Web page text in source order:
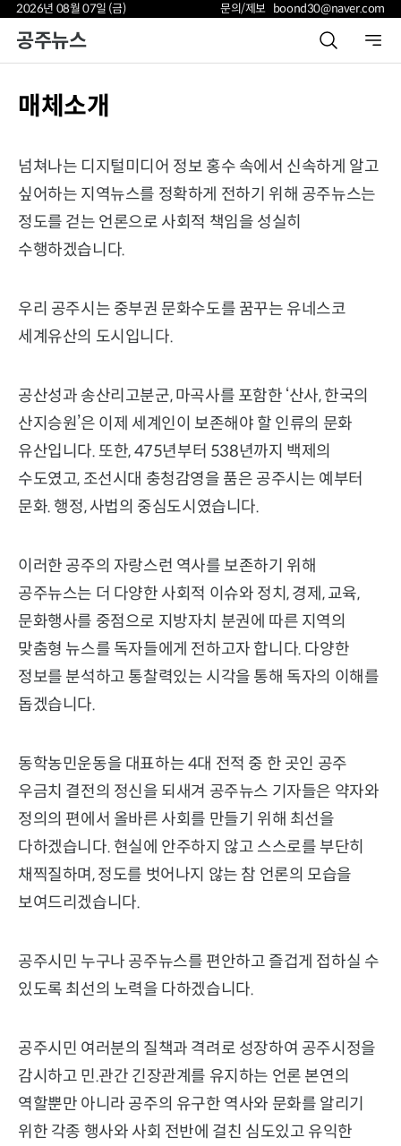
2026년 08월 07일 (금) 문의/제보 boond30@naver.com
공주뉴스
매체소개
넘쳐나는 디지털미디어 정보 홍수 속에서 신속하게 알고
싶어하는 지역뉴스를 정확하게 전하기 위해 공주뉴스는
정도를 걷는 언론으로 사회적 책임을 성실히
수행하겠습니다.
우리 공주시는 중부권 문화수도를 꿈꾸는 유네스코
세계유산의 도시입니다.
공산성과 송산리고분군, 마곡사를 포함한 ‘산사, 한국의
산지승원’은 이제 세계인이 보존해야 할 인류의 문화
유산입니다. 또한, 475년부터 538년까지 백제의
수도였고, 조선시대 충청감영을 품은 공주시는 예부터
문화. 행정, 사법의 중심도시였습니다.
이러한 공주의 자랑스런 역사를 보존하기 위해
공주뉴스는 더 다양한 사회적 이슈와 정치, 경제, 교육,
문화행사를 중점으로 지방자치 분권에 따른 지역의
맞춤형 뉴스를 독자들에게 전하고자 합니다. 다양한
정보를 분석하고 통찰력있는 시각을 통해 독자의 이해를
돕겠습니다.
동학농민운동을 대표하는 4대 전적 중 한 곳인 공주
우금치 결전의 정신을 되새겨 공주뉴스 기자들은 약자와
정의의 편에서 올바른 사회를 만들기 위해 최선을
다하겠습니다. 현실에 안주하지 않고 스스로를 부단히
채찍질하며, 정도를 벗어나지 않는 참 언론의 모습을
보여드리겠습니다.
공주시민 누구나 공주뉴스를 편안하고 즐겁게 접하실 수
있도록 최선의 노력을 다하겠습니다.
공주시민 여러분의 질책과 격려로 성장하여 공주시정을
감시하고 민.관간 긴장관계를 유지하는 언론 본연의
역할뿐만 아니라 공주의 유구한 역사와 문화를 알리기
위한 각종 행사와 사회 전반에 걸친 심도있고 유익한